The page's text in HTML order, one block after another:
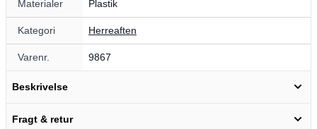
Materialer Plastik
Kategori Herreaften
Varenr. 9867
Beskrivelse
Fragt & retur